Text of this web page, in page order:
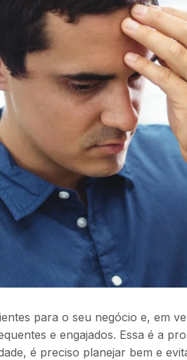
para o seu negócio e, em
e engajados. Essa é a
é preciso planejar bem e